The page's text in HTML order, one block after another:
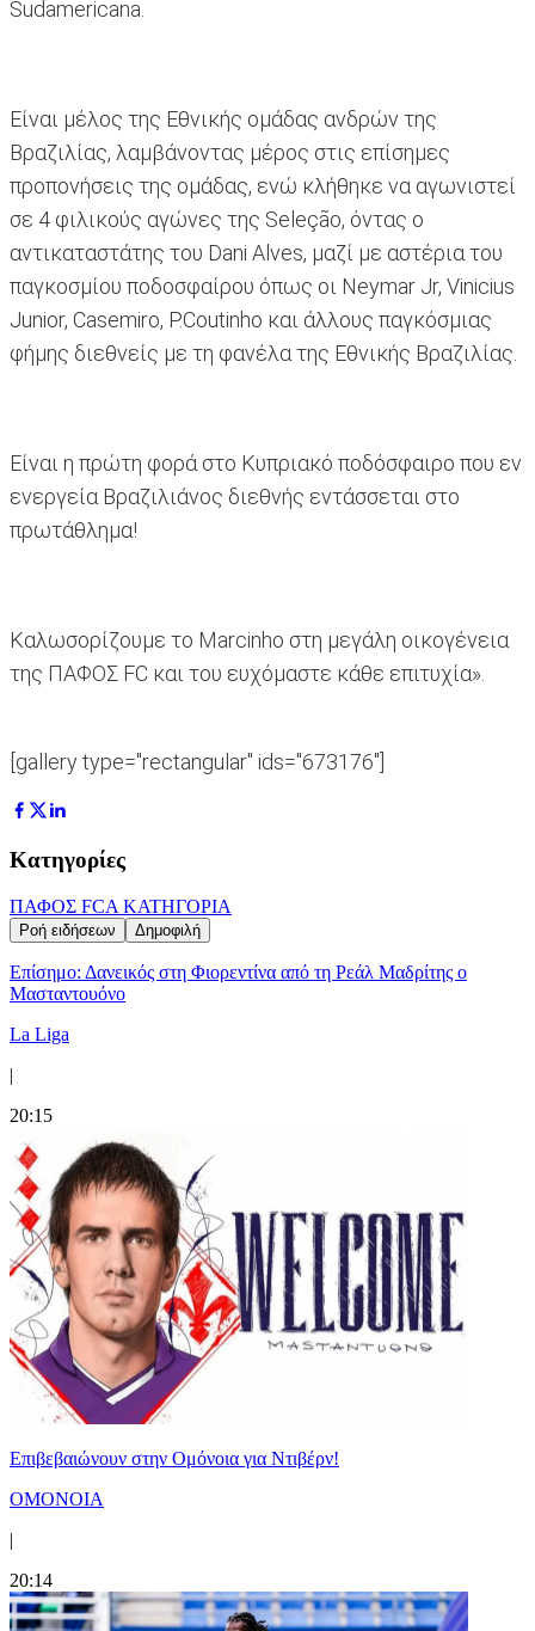
Sudamericana.
Είναι μέλος της Εθνικής ομάδας ανδρών της
Βραζιλίας, λαμβάνοντας μέρος στις επίσημες
προπονήσεις της ομάδας, ενώ κλήθηκε να αγωνιστεί
σε 4 φιλικούς αγώνες της Seleção, όντας ο
αντικαταστάτης του Dani Alves, μαζί με αστέρια του
παγκοσμίου ποδοσφαίρου όπως οι Neymar Jr, Vinicius
Junior, Casemiro, P.Coutinho και άλλους παγκόσμιας
φήμης διεθνείς με τη φανέλα της Εθνικής Βραζιλίας.
Είναι η πρώτη φορά στο Κυπριακό ποδόσφαιρο που εν
ενεργεία Βραζιλιάνος διεθνής εντάσσεται στο
πρωτάθλημα!
Καλωσορίζουμε το Marcinho στη μεγάλη οικογένεια
της ΠΑΦΟΣ FC και του ευχόμαστε κάθε επιτυχία».
[gallery type="rectangular" ids="673176"]
Κατηγορίες
ΠΑΦΟΣ FCΑ ΚΑΤΗΓΟΡΙΑ
Ροή ειδήσεων Δημοφιλή
Επίσημο: Δανεικός στη Φιορεντίνα από τη Ρεάλ Μαδρίτης ο
Μασταντουόνο
La Liga
|
20:15
Επιβεβαιώνουν στην Ομόνοια για Ντιβέρν!
ΟΜΟΝΟΙΑ
|
20:14